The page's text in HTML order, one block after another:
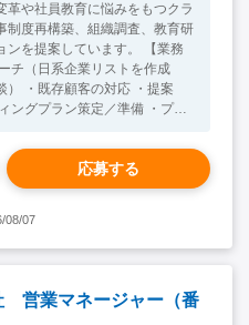
や社員教育に悩みをもつクラ
制度再構築、組織調査、教育研
提案しています。 【業務
チ（日系企業リストを作成
既存顧客の対応 ・提案
制の構築経験 ・拠点管理のご経験 【面接】 ３回程度
応募する
08/07
営業マネージャー（番